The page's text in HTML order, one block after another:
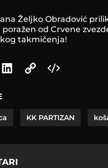
Željko Obradović
od Crvene
takmičenja!
KK PARTIZAN